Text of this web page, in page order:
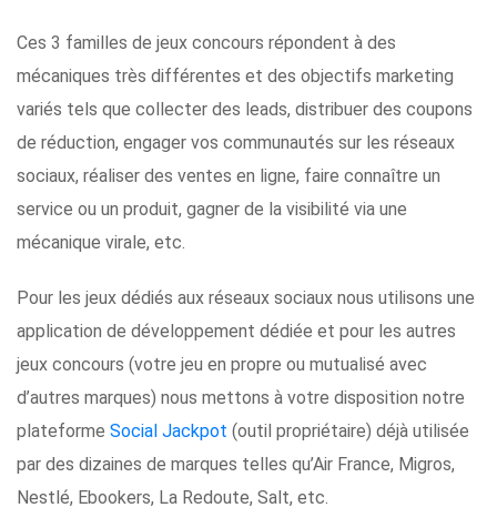
Ces 3 familles de jeux concours répondent à des
mécaniques très différentes et des objectifs marketing
variés tels que collecter des leads, distribuer des coupons
de réduction, engager vos communautés sur les réseaux
sociaux, réaliser des ventes en ligne, faire connaître un
service ou un produit, gagner de la visibilité via une
mécanique virale, etc.
Pour les jeux dédiés aux réseaux sociaux nous utilisons une
application de développement dédiée et pour les autres
jeux concours (votre jeu en propre ou mutualisé avec
d’autres marques) nous mettons à votre disposition notre
plateforme Social Jackpot (outil propriétaire) déjà utilisée
par des dizaines de marques telles qu’Air France, Migros,
Nestlé, Ebookers, La Redoute, Salt, etc.